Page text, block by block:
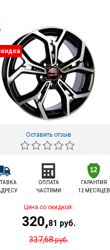
Оставить отзыв
ОПЛАТА
ЧАСТЯМИ
ГАРАНТИЯ
12 МЕСЯЦЕВ
Цена со скидкой:
320,81 руб.
337,68руб.